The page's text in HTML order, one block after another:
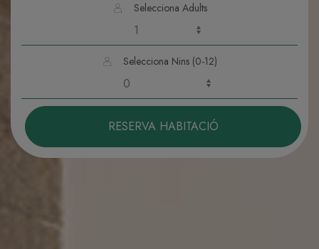
Selecciona Adults
Selecciona Nins (0-12)
RESERVA HABITACIÓ